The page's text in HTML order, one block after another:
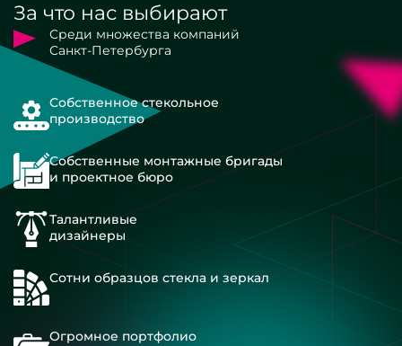
За что нас выбирают
Среди множества компаний
Санкт-Петербурга
Собственное стекольное
производство
Собственные монтажные бригады
и проектное бюро
Талантливые
дизайнеры
Сотни образцов стекла и зеркал
Огромное портфолио